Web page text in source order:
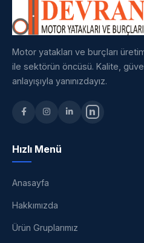
Motor yatakları ve burçları
ile sektörün öncüsü. Kalite,
anlayışıyla yanınızdayız.
n
Hızlı Menü
Anasayfa
Hakkımızda
Ürün Gruplarımız